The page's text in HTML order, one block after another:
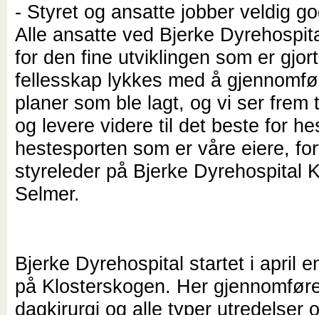
- Styret og ansatte jobber veldig
Alle ansatte ved Bjerke
for den fine utviklingen som er
fellesskap lykkes med å
planer som ble lagt, og vi ser frem
og levere videre til det beste for
hestesporten som er våre eiere,
styreleder på Bjerke Dyrehospital
Selmer.
Bjerke Dyrehospital startet i april
på Klosterskogen. Her
dagkirurgi og alle typer utredelser